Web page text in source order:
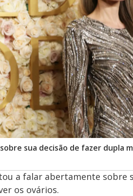
sua decisão de fazer dupla
a falar abertamente sobre
os ovários.